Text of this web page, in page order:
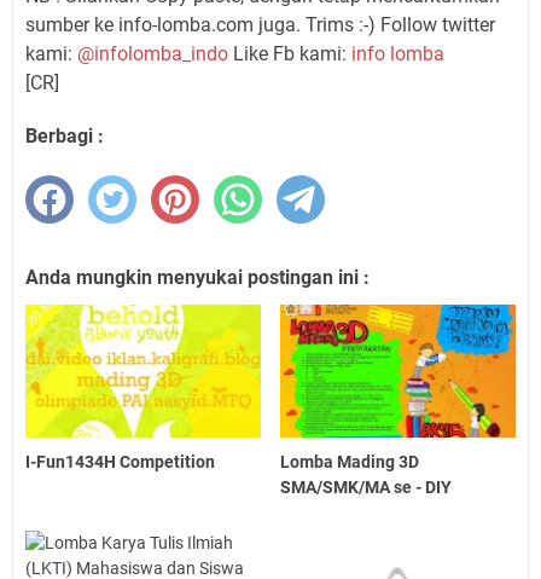
sumber ke info-lomba.com juga. Trims :-) Follow twitter
kami: @infolomba_indo Like Fb kami: info lomba
[CR]
Berbagi :
Anda mungkin menyukai postingan ini :
I-Fun1434H Competition
Lomba Mading 3D
SMA/SMK/MA se - DIY